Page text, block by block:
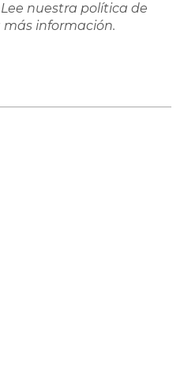
nuestra política de
más información.